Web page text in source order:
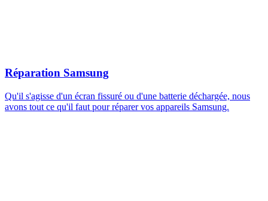
Réparation Samsung
Qu'il s'agisse d'un écran fissuré ou d'une batterie déchargée, nous
avons tout ce qu'il faut pour réparer vos appareils Samsung.